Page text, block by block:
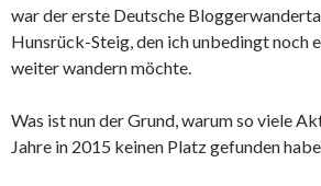
war der erste Deutsche
Hunsrück-Steig, den ich unbedingt noch
weiter wandern möchte.
Was ist nun der Grund, warum so viele
Jahre in 2015 keinen Platz gefunden